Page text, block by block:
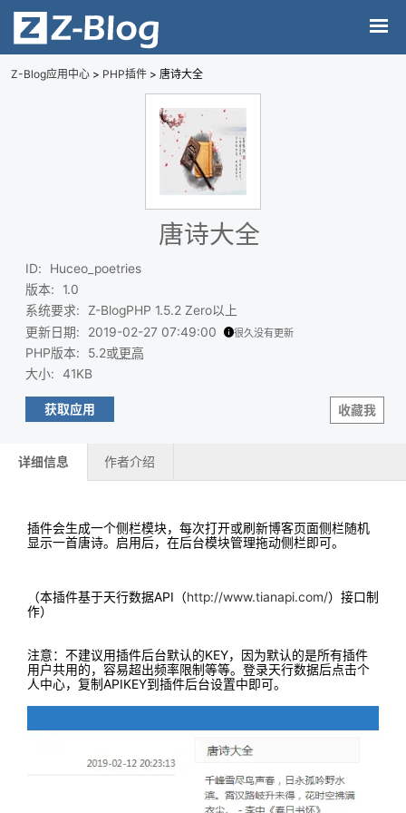
Z-Blog应用中心 > PHP插件 > 唐诗大全
唐诗大全
ID:
Huceo_poetries
版本:
1.0
系统要求:
Z-BlogPHP 1.5.2 Zero以上
更新日期: 2019-02-27 07:49:00 很久没有更新
PHP版本: 5.2或更高
大小: 41KB
收藏我
获取应用
详细信息 作者介绍
插件会生成一个侧栏模块， 每次打开或刷新博客页面侧栏随机
显示一首唐诗。启用后，在后台模块管理拖动侧栏即可。
（本插件基于天行数据API（http://www.tianapi.com/）接口制
作）
注意：不建议用插件后台默认的KEY，因为默认的是所有插件
用户共用的，容易超出频率限制等等。登录天行数据后点击个
人中心，复制APIKEY到插件后台设置中即可。